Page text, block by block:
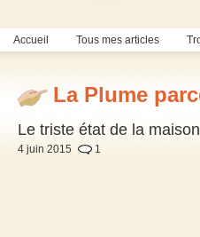
Accueil Tous mes articles
La Plume
Le triste état de la
4 juin 2015 1